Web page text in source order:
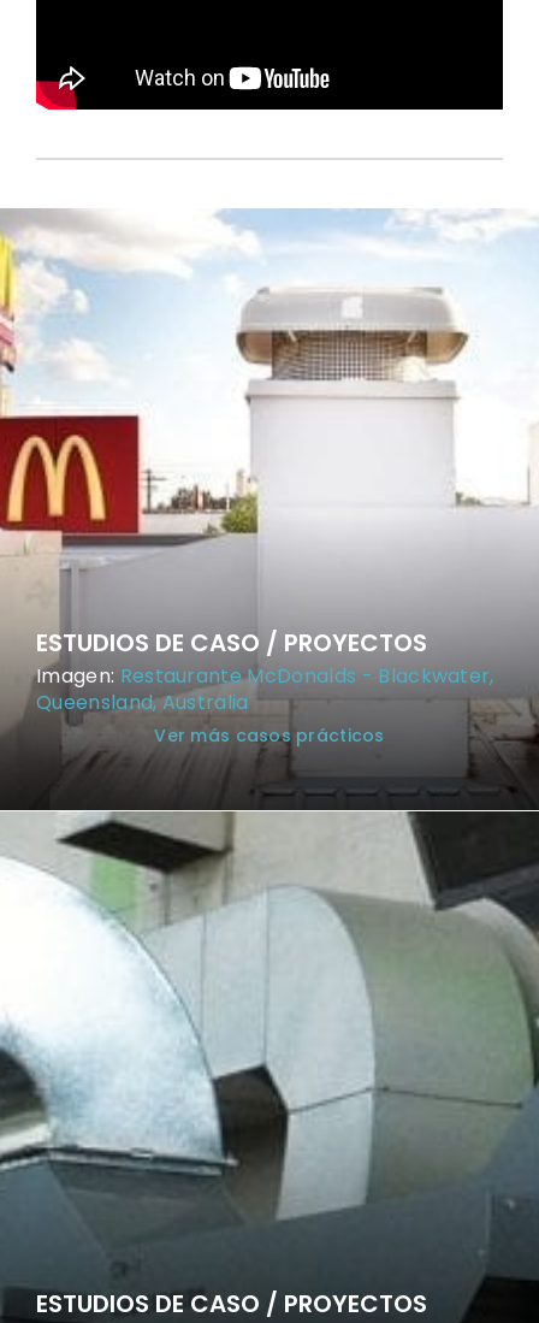
ESTUDIOS DE CASO / PROYECTOS
Imagen: Restaurante McDonalds - Blackwater,
Queensland, Australia
Ver más casos prácticos
ESTUDIOS DE CASO / PROYECTOS